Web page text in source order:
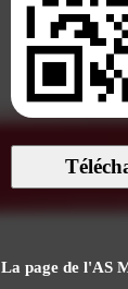
La page de l'AS